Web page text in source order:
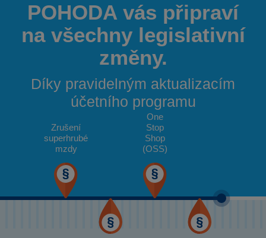
POHODA vás připraví
na všechny legislativní
změny.
Díky pravidelným aktualizacím
účetního programu
Zrušení
superhrubé
mzdy
One
Stop
Shop
(OSS)